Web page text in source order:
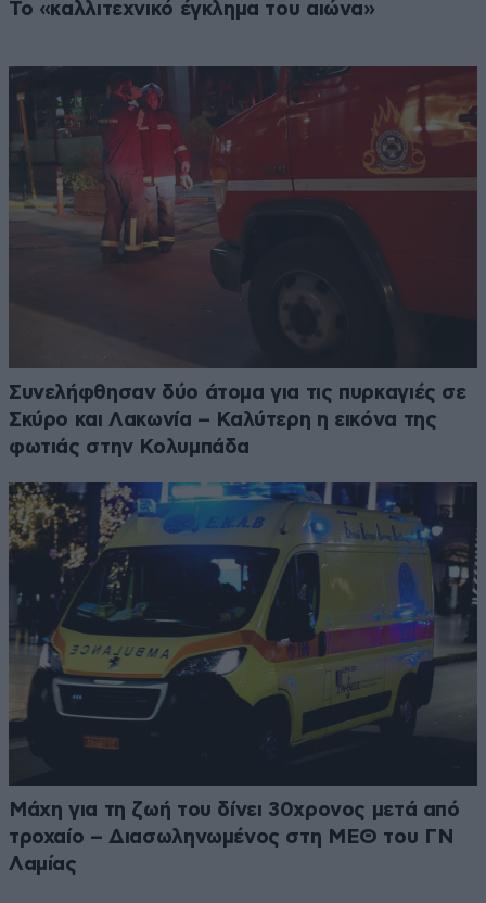
Το «καλλιτεχνικό έγκλημα του αιώνα»
Συνελήφθησαν δύο άτομα για τις πυρκαγιές σε
Σκύρο και Λακωνία – Καλύτερη η εικόνα της
φωτιάς στην Κολυμπάδα
Μάχη για τη ζωή του δίνει 30χρονος μετά από
τροχαίο – Διασωληνωμένος στη ΜΕΘ του ΓΝ
Λαμίας